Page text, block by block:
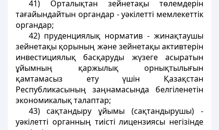
41) Орталықтан зейнетақы төлемдерiн
тағайындайтын органдар - уәкiлеттi мемлекеттiк
органдар;
42) пруденциялық норматив - жинақтаушы
зейнетақы қорының және зейнетақы активтерiн
инвестициялық басқаруды жүзеге асыратын
ұйымның қаржылық орнықтылығын
қамтамасыз ету үшiн Қазақстан
Республикасының заңнамасында белгiленетiн
экономикалық талаптар;
43) сақтандыру ұйымы (сақтандырушы) -
уәкiлеттi органның тиiстi лицензиясы негiзiнде